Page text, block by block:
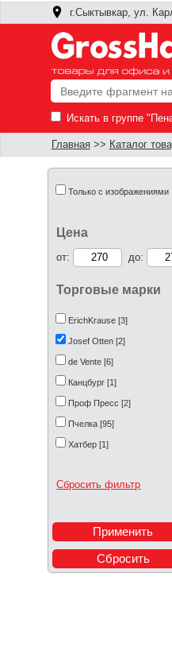
г.Сыктывкар, ул.
Искать в группе
Главная>> Каталог
Только с изображениями
Цена
от: до:
Торговые марки
ErichKrause [3]
Josef Otten [2]
de Vente [6]
Канцбург [1]
Проф Пресс [2]
Пчелка [95]
Хатбер [1]
Сбросить фильтр